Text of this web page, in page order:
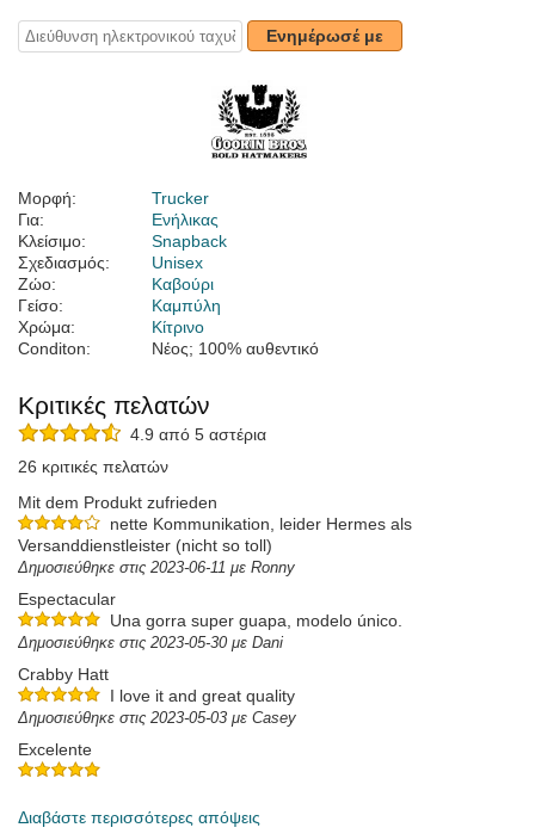
Ενημέρωσέ με
Μορφή:
Trucker
Για:
Ενήλικας
Κλείσιμο:
Snapback
Σχεδιασμός:
Unisex
Ζώο:
Καβούρι
Γείσο:
Καμπύλη
Χρώμα:
Κίτρινο
Conditon:
Νέος; 100% αυθεντικό
Κριτικές πελατών
4.9 από 5 αστέρια
26 κριτικές πελατών
Mit dem Produkt zufrieden
nette Kommunikation, leider Hermes als
Versanddienstleister (nicht so toll)
Δημοσιεύθηκε στις 2023-06-11 με Ronny
Espectacular
Una gorra super guapa, modelo único.
Δημοσιεύθηκε στις 2023-05-30 με Dani
Crabby Hatt
I love it and great quality
Δημοσιεύθηκε στις 2023-05-03 με Casey
Excelente
Διαβάστε περισσότερες απόψεις